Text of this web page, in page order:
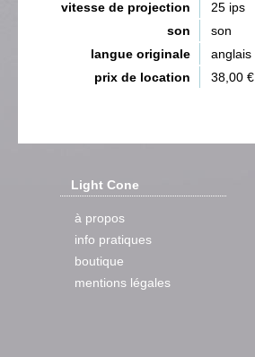
vitesse de projection
25 ips
son
son
langue originale
anglais
prix de location
38,00 €
Light Cone
à propos
info pratiques
boutique
mentions légales